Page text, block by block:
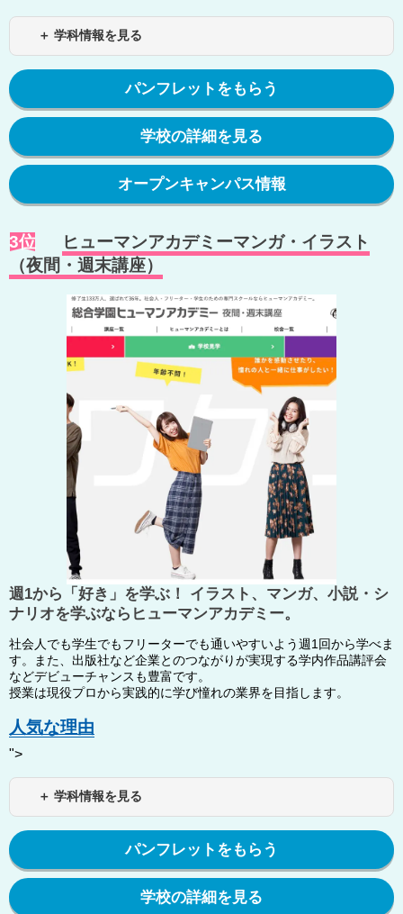
＋ 学科情報を見る
パンフレットをもらう
学校の詳細を見る
オープンキャンパス情報
3位
ヒューマンアカデミーマンガ・イラスト
（夜間・週末講座）
週1から「好き」を学ぶ！ イラスト、マンガ、小説・シ
ナリオを学ぶならヒューマンアカデミー。
社会人でも学生でもフリーターでも通いやすいよう週1回から学べま
す。また、出版社など企業とのつながりが実現する学内作品講評会
などデビューチャンスも豊富です。
授業は現役プロから実践的に学び憧れの業界を目指します。
人気な理由
">
＋ 学科情報を見る
パンフレットをもらう
学校の詳細を見る